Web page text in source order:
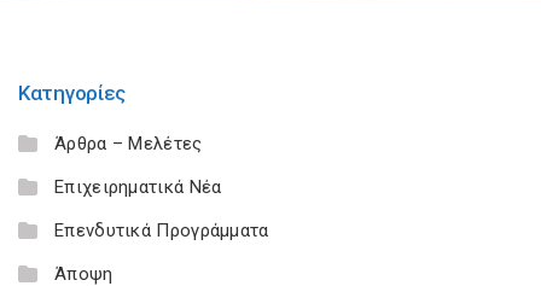
Κατηγορίες
Άρθρα – Μελέτες
Επιχειρηματικά Νέα
Επενδυτικά Προγράμματα
Άποψη